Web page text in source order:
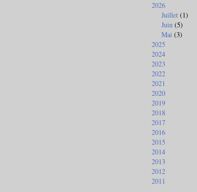
2026
Juillet (1)
Juin (5)
Mai (3)
2025
2024
2023
2022
2021
2020
2019
2018
2017
2016
2015
2014
2013
2012
2011